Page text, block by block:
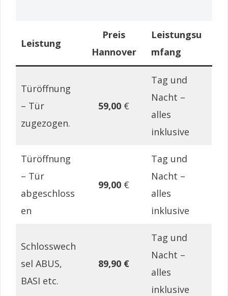
Leistung
Preis
Hannover
Leistungsu
mfang
Türöffnung
– Tür
zugezogen.
59,00 €
Tag und
Nacht –
alles
inklusive
Türöffnung
– Tür
abgeschloss
en
99,00 €
Tag und
Nacht –
alles
inklusive
Schlosswech
sel ABUS,
BASI etc.
89,90 €
Tag und
Nacht –
alles
inklusive